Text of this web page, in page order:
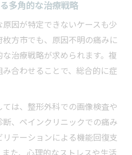
多角的な治療戦略
因が特定できないケースも少
方市でも、原因不明の痛みに
治療戦略が求められます。複
合わせることで、総合的に症
は、整形外科での画像検査や
、ペインクリニックでの痛み
テーションによる機能回復支